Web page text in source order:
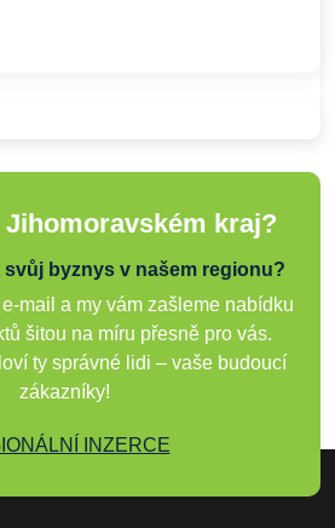
Jihomoravském kraj?
byznys v našem regionu?
mail a my vám zašleme nabídku
šitou na míru přesně pro vás.
ty správné lidi – vaše budoucí
zákazníky!
INZERCE